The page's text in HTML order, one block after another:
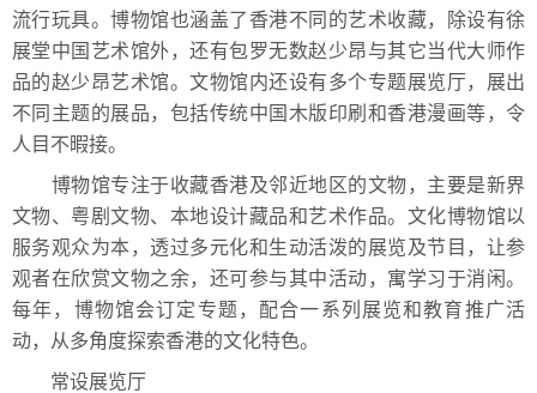
流行玩具。博物馆也涵盖了香港不同的艺术收藏，除设有徐
展堂中国艺术馆外，还有包罗无数赵少昂与其它当代大师作
品的赵少昂艺术馆。文物馆内还设有多个专题展览厅，展出
不同主题的展品，包括传统中国木版印刷和香港漫画等，令
人目不暇接。
博物馆专注于收藏香港及邻近地区的文物，主要是新界
文物、粤剧文物、本地设计藏品和艺术作品。文化博物馆以
服务观众为本，透过多元化和生动活泼的展览及节目，让参
观者在欣赏文物之余，还可参与其中活动，寓学习于消闲。
每年，博物馆会订定专题，配合一系列展览和教育推广活
动，从多角度探索香港的文化特色。
常设展览厅